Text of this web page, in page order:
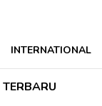
INTERNATIONAL